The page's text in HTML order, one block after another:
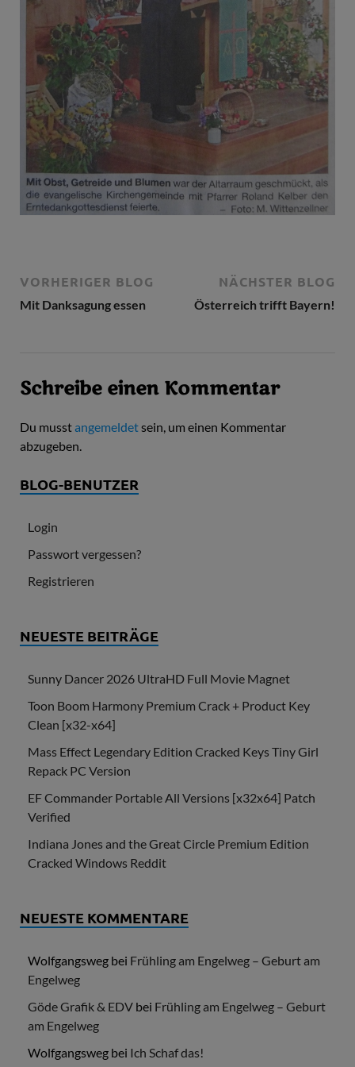
VORHERIGER BLOG
Mit Danksagung essen
NÄCHSTER BLOG
Österreich trifft Bayern!
Schreibe einen Kommentar
Du musstangemeldetsein, um einen Kommentar
abzugeben.
BLOG-BENUTZER
Login
Passwort vergessen?
Registrieren
NEUESTE BEITRÄGE
Sunny Dancer 2026 UltraHD Full Movie Magnet
Toon Boom Harmony Premium Crack + Product Key
Clean [x32-x64]
Mass Effect Legendary Edition Cracked Keys Tiny Girl
Repack PC Version
EF Commander Portable All Versions [x32x64] Patch
Verified
Indiana Jones and the Great Circle Premium Edition
Cracked Windows Reddit
NEUESTE KOMMENTARE
Wolfgangsweg bei Frühling am Engelweg – Geburt am
Engelweg
Göde Grafik & EDV bei Frühling am Engelweg – Geburt
am Engelweg
Wolfgangsweg bei Ich Schaf das!